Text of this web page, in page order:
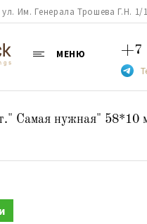
Им. Генерала Трошева Г.Н. 1/
МЕНЮ +7
Самая нужная" 58*10